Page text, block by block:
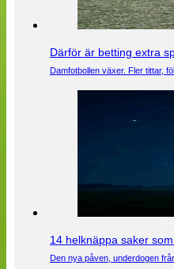
Därför är betting extra
Damfotbollen växer. Fler tittar,
14 helknäppa saker
Den nya påven, underdogen